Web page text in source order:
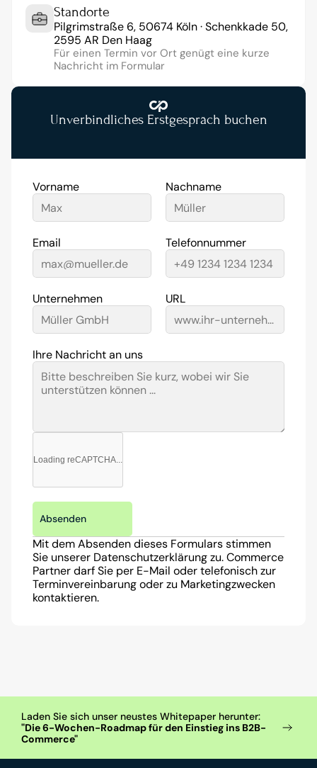
Standorte
Pilgrimstraße 6, 50674 Köln · Schenkkade 50,
2595 AR Den Haag
Für einen Termin vor Ort genügt eine kurze
Nachricht im Formular
Unverbindliches Erstgespräch buchen
Vorname Nachname
Email Telefonnummer
Unternehmen URL
Ihre Nachricht an uns
Loading reCAPTCHA...
Absenden
Mit dem Absenden dieses Formulars stimmen
Sie unserer Datenschutzerklärung zu. Commerce
Partner darf Sie per E-Mail oder telefonisch zur
Terminvereinbarung oder zu Marketingzwecken
kontaktieren.
"Die 6-Wochen-Roadmap für den Einstieg ins B2B-
Commerce"